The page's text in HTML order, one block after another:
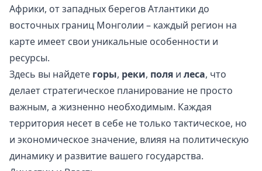
Африки, от западных берегов Атлантики до
восточных границ Монголии – каждый регион на
карте имеет свои уникальные особенности и
ресурсы.
Здесь вы найдете горы, реки, поля и леса, что
делает стратегическое планирование не просто
важным, а жизненно необходимым. Каждая
территория несет в себе не только тактическое, но
и экономическое значение, влияя на политическую
динамику и развитие вашего государства.